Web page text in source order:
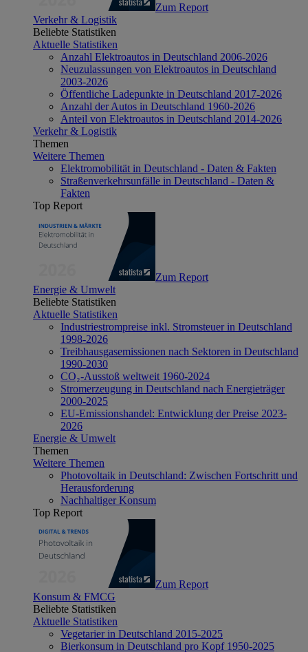
Zum Report
Verkehr & Logistik
Beliebte Statistiken
Aktuelle Statistiken
Anzahl Elektroautos in Deutschland 2006-2026
Neuzulassungen von Elektroautos in Deutschland
2003-2026
Öffentliche Ladepunkte in Deutschland 2017-2026
Anzahl der Autos in Deutschland 1960-2026
Anteil von Elektroautos in Deutschland 2014-2026
Verkehr & Logistik
Themen
Weitere Themen
Elektromobilität in Deutschland - Daten & Fakten
Straßenverkehrsunfälle in Deutschland - Daten &
Fakten
Top Report
Zum Report
Energie & Umwelt
Beliebte Statistiken
Aktuelle Statistiken
Industriestrompreise inkl. Stromsteuer in Deutschland
1998-2026
Treibhausgasemissionen nach Sektoren in Deutschland
1990-2030
CO₂-Ausstoß weltweit 1960-2024
Stromerzeugung in Deutschland nach Energieträger
2000-2025
EU-Emissionshandel: Entwicklung der Preise 2023-
2026
Energie & Umwelt
Themen
Weitere Themen
Photovoltaik in Deutschland: Zwischen Fortschritt und
Herausforderung
Nachhaltiger Konsum
Top Report
Zum Report
Konsum & FMCG
Beliebte Statistiken
Aktuelle Statistiken
Vegetarier in Deutschland 2015-2025
Bierkonsum in Deutschland pro Kopf 1950-2025